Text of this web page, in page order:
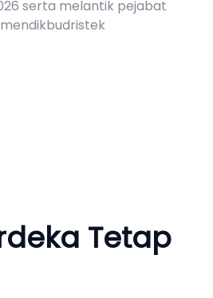
serta melantik pejabat
Tetap